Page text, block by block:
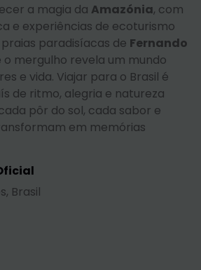
a magia da Amazónia, com
e experiências de ecoturismo
paradisíacas de Fernando
o mergulho revela um mundo
e vida. Viajar para o Brasil é
de ritmo, alegria e natureza
pôr do sol, cada sabor e
em memórias
Brasil